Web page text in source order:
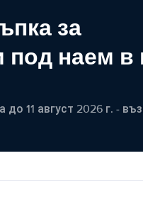
за
под наем в
11 август 2026 г. -